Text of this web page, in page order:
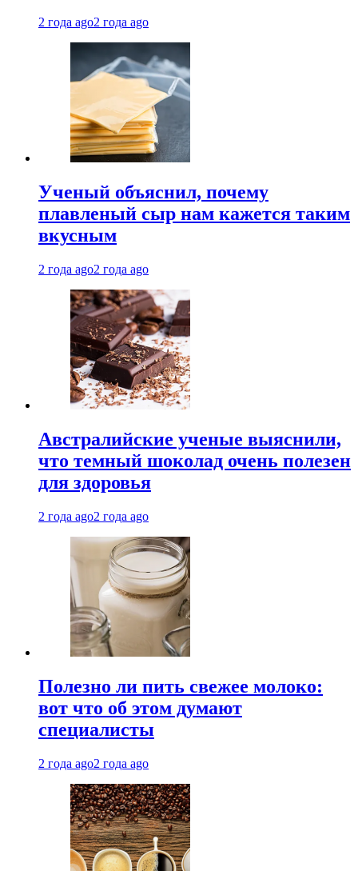
2 года ago2 года ago
Ученый объяснил, почему
плавленый сыр нам кажется таким
вкусным
2 года ago2 года ago
Австралийские ученые выяснили,
что темный шоколад очень полезен
для здоровья
2 года ago2 года ago
Полезно ли пить свежее молоко:
вот что об этом думают
специалисты
2 года ago2 года ago